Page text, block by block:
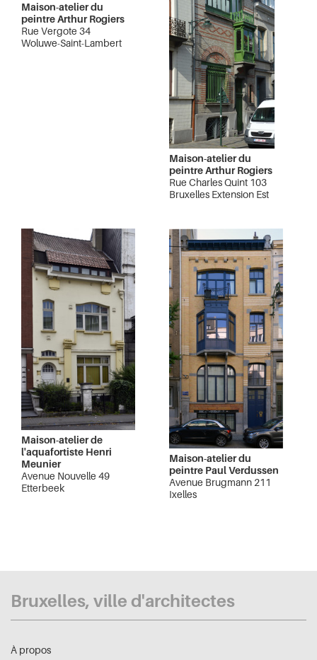
Maison-atelier du
peintre Arthur Rogiers
Rue Vergote 34
Woluwe-Saint-Lambert
Maison-atelier du
peintre Arthur Rogiers
Rue Charles Quint 103
Bruxelles Extension Est
Maison-atelier de
l'aquafortiste Henri
Meunier
Avenue Nouvelle 49
Etterbeek
Maison-atelier du
peintre Paul Verdussen
Avenue Brugmann 211
Ixelles
Bruxelles, ville d'architectes
À propos